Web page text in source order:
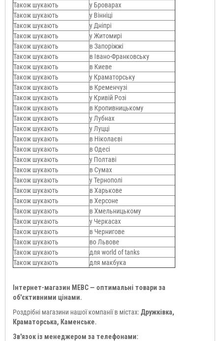
Також шукають
у Броварах
Також шукають
у Вінніці
Також шукають
у Дніпрі
Також шукають
у Житомирі
Також шукають
в Запоріжжі
Також шукають
в Івано-Франковську
Також шукають
в Киеве
Також шукають
у Краматорську
Також шукають
в Кременчузі
Також шукають
у Кривій Розі
Також шукають
в Кропивницькому
Також шукають
у Лубнах
Також шукають
у Луцці
Також шукають
в Ніколаєві
Також шукають
в Одесі
Також шукають
у Полтаві
Також шукають
в Сумах
Також шукають
у Тернополі
Також шукають
в Харькове
Також шукають
в Херсоне
Також шукають
в Хмельницькому
Також шукають
у Черкасах
Також шукають
в Чернигове
Також шукають
во Львове
Також шукають
для world of tanks
Також шукають
для макбука
Інтернет-магазин МЕВС — оптимальні товари за
об'єктивними цінами.
Роздрібні магазини нашої компанії в містах: Дружківка,
Краматорська, Каменське.
Зв'язок із менеджером за телефонами: